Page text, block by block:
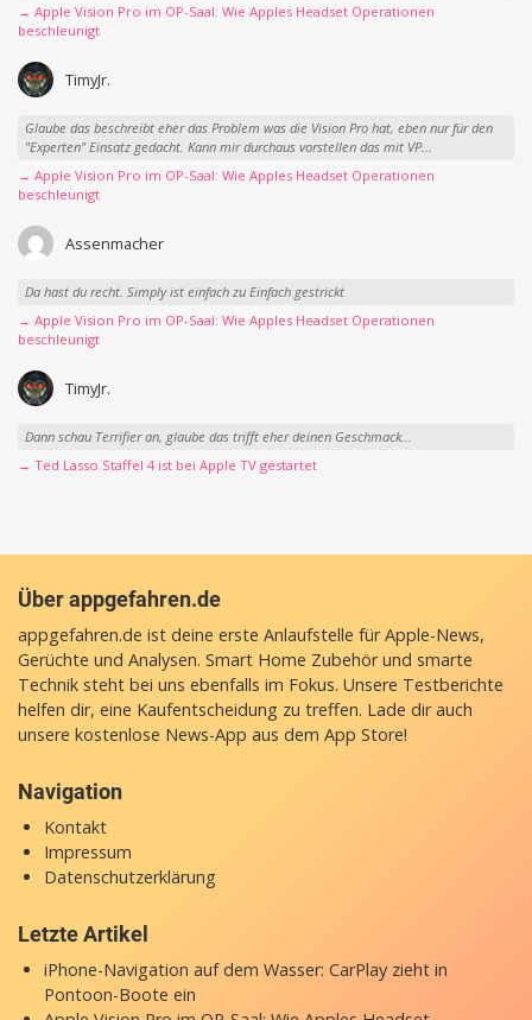
→ Apple Vision Pro im OP-Saal: Wie Apples Headset Operationen
beschleunigt
TimyJr.
Glaube das beschreibt eher das Problem was die Vision Pro hat, eben nur für den
"Experten" Einsatz gedacht. Kann mir durchaus vorstellen das mit VP...
→ Apple Vision Pro im OP-Saal: Wie Apples Headset Operationen
beschleunigt
Assenmacher
Da hast du recht. Simply ist einfach zu Einfach gestrickt
→ Apple Vision Pro im OP-Saal: Wie Apples Headset Operationen
beschleunigt
TimyJr.
Dann schau Terrifier an, glaube das trifft eher deinen Geschmack...
→ Ted Lasso Staffel 4 ist bei Apple TV gestartet
Über appgefahren.de
appgefahren.de ist deine erste Anlaufstelle für Apple-News,
Gerüchte und Analysen. Smart Home Zubehör und smarte
Technik steht bei uns ebenfalls im Fokus. Unsere Testberichte
helfen dir, eine Kaufentscheidung zu treffen. Lade dir auch
unsere kostenlose News-App aus dem App Store!
Navigation
Kontakt
Impressum
Datenschutzerklärung
Letzte Artikel
iPhone-Navigation auf dem Wasser: CarPlay zieht in
Pontoon-Boote ein